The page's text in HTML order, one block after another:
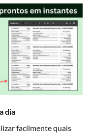
dia
facilmente quais